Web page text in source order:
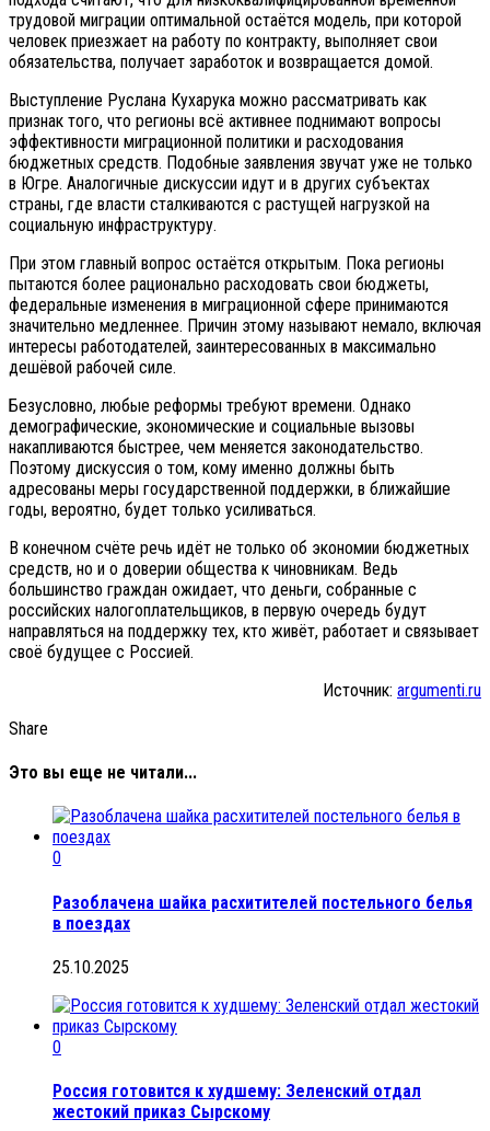
трудовой миграции оптимальной остаётся модель, при которой
человек приезжает на работу по контракту, выполняет свои
обязательства, получает заработок и возвращается домой.
Выступление Руслана Кухарука можно рассматривать как
признак того, что регионы всё активнее поднимают вопросы
эффективности миграционной политики и расходования
бюджетных средств. Подобные заявления звучат уже не только
в Югре. Аналогичные дискуссии идут и в других субъектах
страны, где власти сталкиваются с растущей нагрузкой на
социальную инфраструктуру.
При этом главный вопрос остаётся открытым. Пока регионы
пытаются более рационально расходовать свои бюджеты,
федеральные изменения в миграционной сфере принимаются
значительно медленнее. Причин этому называют немало, включая
интересы работодателей, заинтересованных в максимально
дешёвой рабочей силе.
Безусловно, любые реформы требуют времени. Однако
демографические, экономические и социальные вызовы
накапливаются быстрее, чем меняется законодательство.
Поэтому дискуссия о том, кому именно должны быть
адресованы меры государственной поддержки, в ближайшие
годы, вероятно, будет только усиливаться.
В конечном счёте речь идёт не только об экономии бюджетных
средств, но и о доверии общества к чиновникам. Ведь
большинство граждан ожидает, что деньги, собранные с
российских налогоплательщиков, в первую очередь будут
направляться на поддержку тех, кто живёт, работает и связывает
своё будущее с Россией.
Источник: argumenti.ru
Share
Это вы еще не читали...
0
Разоблачена шайка расхитителей постельного белья
в поездах
25.10.2025
0
Россия готовится к худшему: Зеленский отдал
жестокий приказ Сырскому